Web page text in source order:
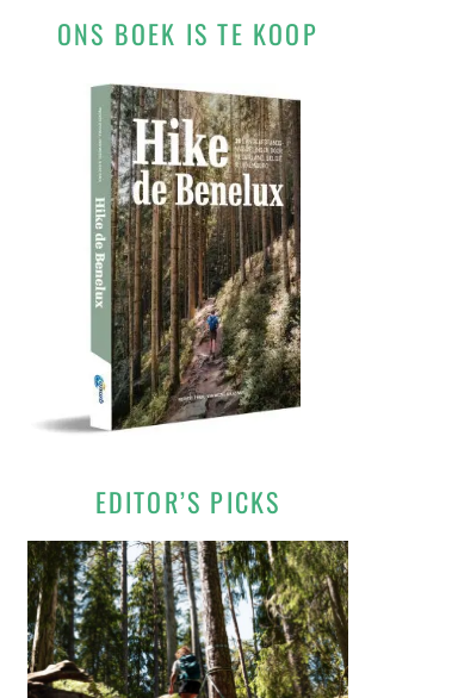
ONS BOEK IS TE KOOP
EDITOR’S PICKS